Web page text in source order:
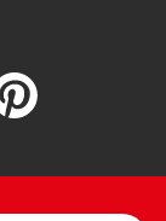
Pinterest